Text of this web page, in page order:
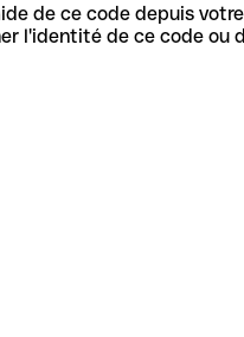
de ce code depuis
l'identité de ce code